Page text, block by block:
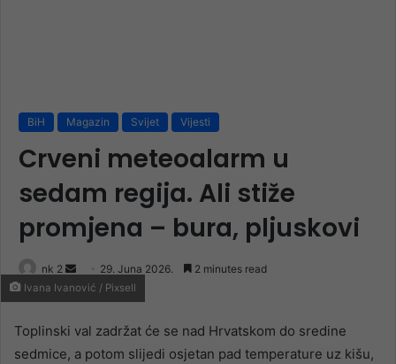
BiH Magazin Svijet Vijesti
Crveni meteoalarm u
sedam regija. Ali stiže
promjena – bura, pljuskovi
nk 2
Send
an
29. Juna 2026. 2 minutes read
Ivana Ivanović / Pixsell
Toplinski val zadržat će se nad Hrvatskom do sredine
sedmice, a potom slijedi osjetan pad temperature uz kišu,